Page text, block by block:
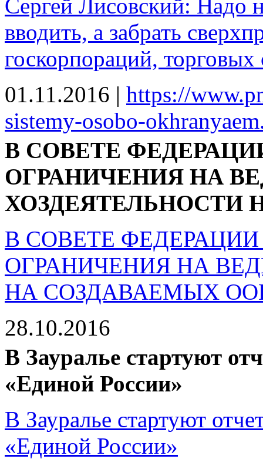
Сергей Лисовский: Надо
вводить, а забрать
госкорпораций, торговых
01.11.2016 | https://
sistemy-osobo-
В СОВЕТЕ
ОГРАНИЧЕНИЯ НА
ХОЗДЕЯТЕЛЬНОСТИ
В СОВЕТЕ
ОГРАНИЧЕНИЯ НА
НА СОЗДАВАЕМЫХ
28.10.2016
В Зауралье стартуют
«Единой России»
В Зауралье стартуют
«Единой России»